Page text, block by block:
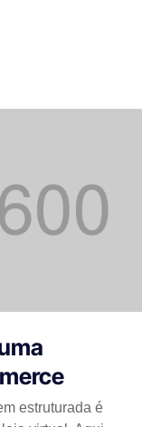
estruturada é